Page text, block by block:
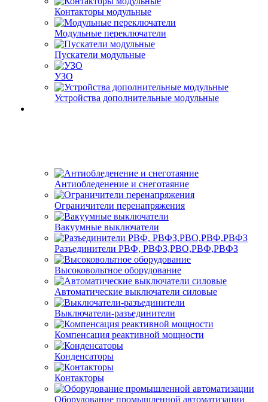
Контакторы модульные
Модульные переключатели
Пускатели модульные
УЗО
Устройства дополнительные модульные
Антиобледенение и снеготаяние
Ограничители перенапряжения
Вакуумные выключатели
Разъединители РВФ, РВФЗ,РВО,РВФ,РВФЗ
Высоковольтное оборудование
Автоматические выключатели cиловые
Выключатели-разъединители
Компенсация реактивной мощности
Конденсаторы
Контакторы
Оборудование промышленной автоматизации